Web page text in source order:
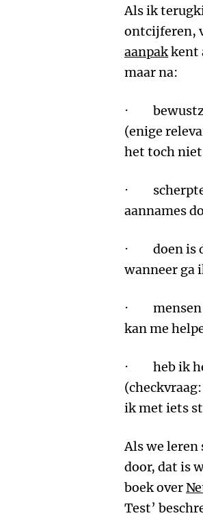
Als ik
ontcijferen,
aanpakkent
maar na:
·
(enige
het toch
· scherpte
aannames
· doen is
wanneer ga
· mensen
kan me
· heb ik
ik met iets
Als we leren
door, dat is
boek over
Test’